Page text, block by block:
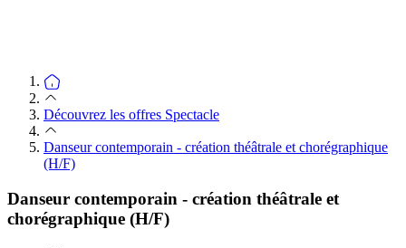
Découvrez les offres Spectacle
Danseur contemporain - création théâtrale et chorégraphique
(H/F)
Danseur contemporain - création théâtrale et
chorégraphique (H/F)